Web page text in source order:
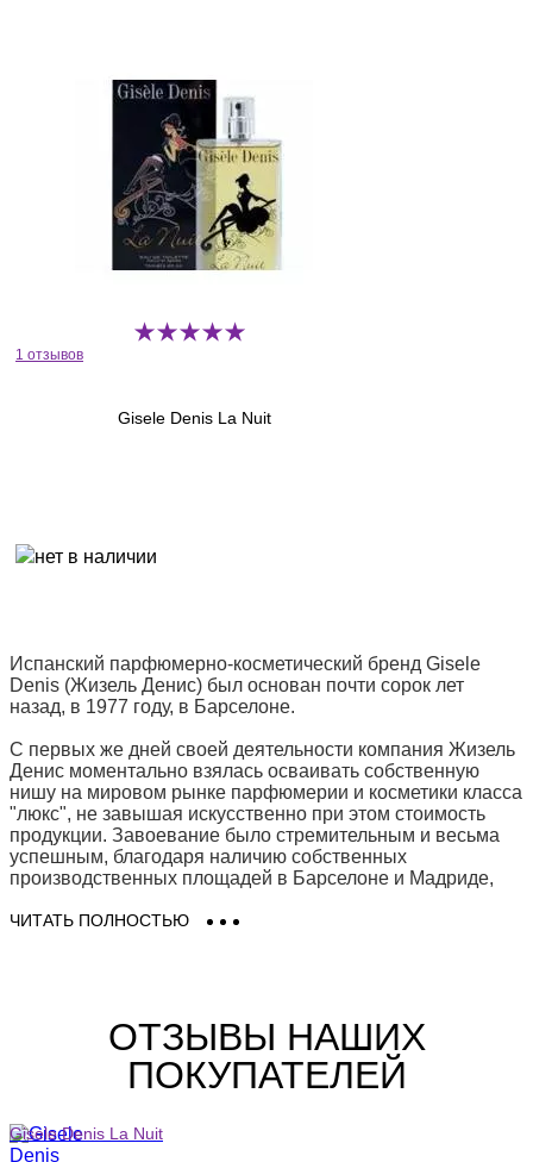
1 отзывов
Gisele Denis La Nuit
Испанский парфюмерно-косметический бренд Gisele
Denis (Жизель Денис) был основан почти сорок лет
назад, в 1977 году, в Барселоне.
С первых же дней своей деятельности компания Жизель
Денис моментально взялась осваивать собственную
нишу на мировом рынке парфюмерии и косметики класса
"люкс", не завышая искусственно при этом стоимость
продукции. Завоевание было стремительным и весьма
успешным, благодаря наличию собственных
производственных площадей в Барселоне и Мадриде,
небольшой, но уникальной лаборатории, в которой
Всему этому предшествовало длительное изучение
женских потребностей и желаний, многочисленные
опыты на предмет воздействия тех или иных веществ на
состояние кожи, тщательное исследование
нем ароматные "пробелы". Результат не заставил себя
долго ждать, - очень скоро потребителями и желающими
ЧИТАТЬ ПОЛНОСТЬЮ
ОТЗЫВЫ НАШИХ
ПОКУПАТЕЛЕЙ
Gisele Denis La Nuit